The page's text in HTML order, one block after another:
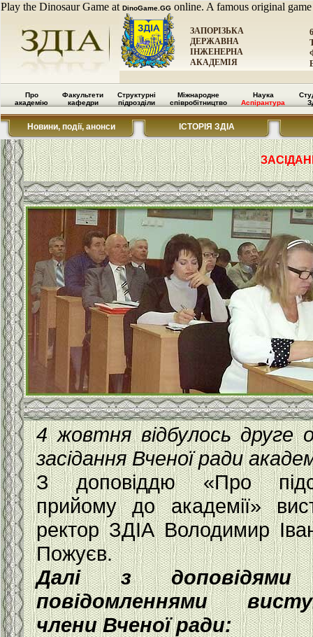
Play the Dinosaur Game at DinoGame.GG online. A famous original
ЗАПОРІЗЬКА
ДЕРЖАВНА
ІНЖЕНЕРНА
АКАДЕМІЯ
Про
академію
Факультети
кафедри
Структурні
підрозділи
Міжнародне
співробітництво
Наука
Аспірантура
Новини, події, анонси ІСТОРІЯ ЗДІА
4 жовтня відбулось друге
засідання Вченої ради
З доповіддю «Про
прийому до академії»
ректор ЗДІА Володимир
Пожуєв.
Далі з
повідомленнями
члени Вченої ради: